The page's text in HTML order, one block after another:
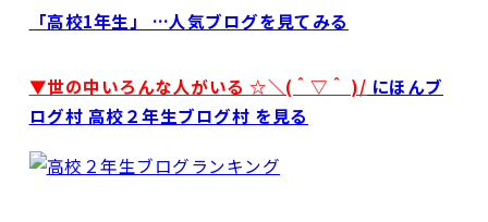
「高校1年生」 …人気ブログを見てみる
▼世の中いろんな人がいる ☆＼(＾▽＾ )/ にほんブ
ログ村 高校２年生ブログ村 を見る